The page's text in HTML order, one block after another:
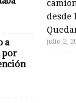
a
por
desde
julio 2,